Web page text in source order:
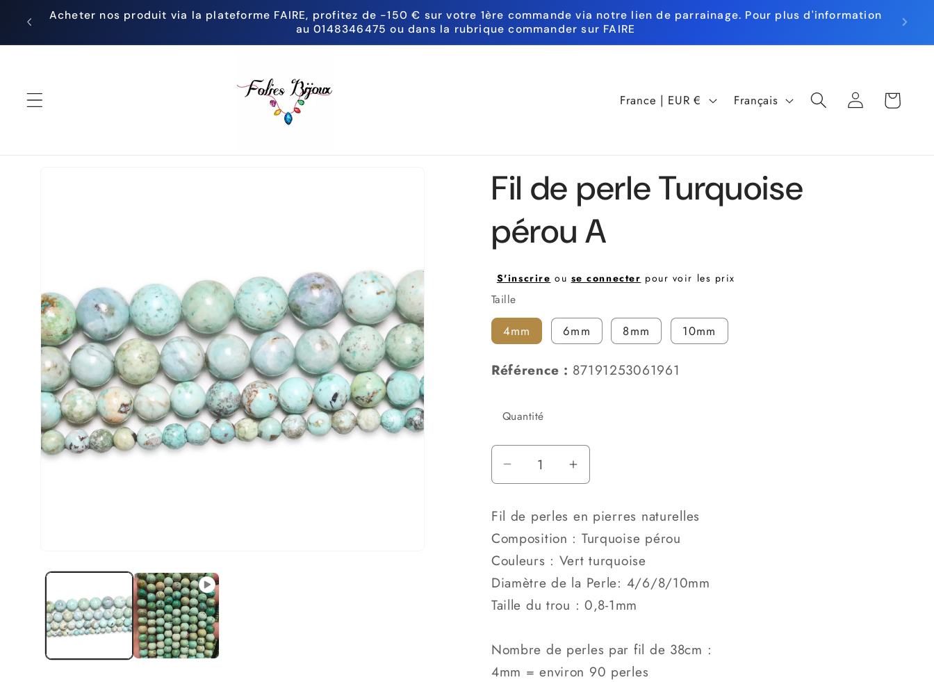
passer
contenu
Acheter nos produit via la plateforme FAIRE, profitez de -150 € sur votre 1ère commande via notre lien de parrainage. Pour plus d'information
au 0148346475 ou dans la rubrique commander sur FAIRE
P
/
g
o
France | EUR €
u
Français Connexion Panier
Fil de perle Turquoise
pérou A
S'inscrire ou se connecter pour voir les prix
Taille
4mm 6mm 8mm 10mm
Référence : 87191253061961
Quantité
Réduire
la
quantité
de
Fil
de
perle
Turquoise
pérou
Augmenter
la
quantité
de
Fil
de
perle
Turquoise
pérou
Fil de perles en pierres naturelles
Composition : Turquoise pérou
Couleurs : Vert turquoise
Diamètre de la Perle: 4/6/8/10mm
Taille du trou : 0,8-1mm
Nombre de perles par fil de 38cm :
4mm = environ 90 perles